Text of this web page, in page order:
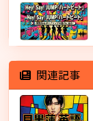
関連記事